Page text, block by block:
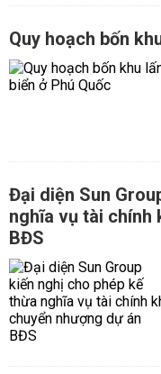
Quy hoạch bốn
Đại diện Sun
nghĩa vụ tài chính
BĐS